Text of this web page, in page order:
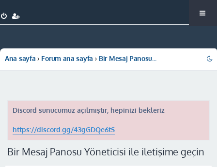
Ana sayfa Forum ana sayfa
Discord sunucumuz açılmıştır, hepinizi bekleriz
https://discord.gg/43gGDQe6tS
Bir Mesaj Panosu Yöneticisi ile iletişime geçin